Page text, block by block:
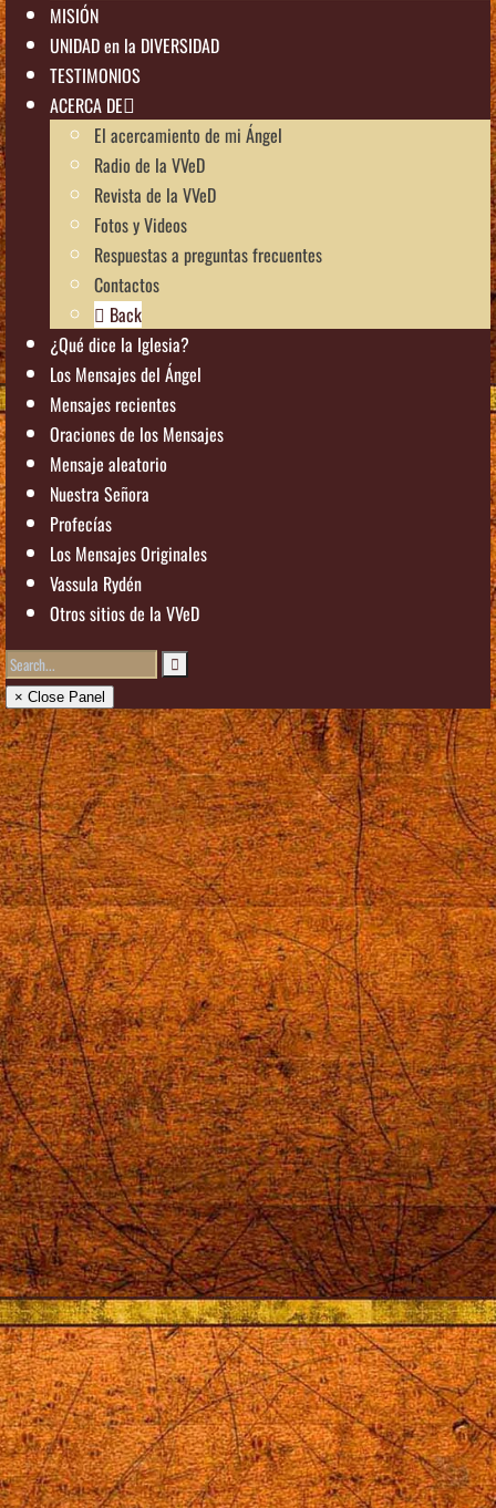
MISIÓN
UNIDAD en la DIVERSIDAD
TESTIMONIOS
ACERCA DE
El acercamiento de mi Ángel
Radio de la VVeD
Revista de la VVeD
Fotos y Videos
Respuestas a preguntas frecuentes
Contactos
Back
¿Qué dice la Iglesia?
Los Mensajes del Ángel
Mensajes recientes
Oraciones de los Mensajes
Mensaje aleatorio
Nuestra Señora
Profecías
Los Mensajes Originales
Vassula Rydén
Otros sitios de la VVeD
× Close Panel